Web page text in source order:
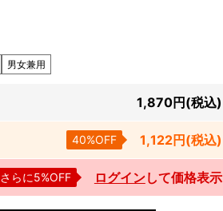
男女兼用
1,870円(税込)
40%OFF 1,122円(税込)
さらに5%OFF ログインして価格表示